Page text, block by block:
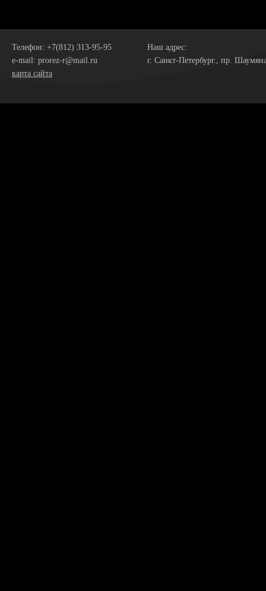
Телефон: +7(812) 313-95-95
e-mail: prorez-r@mail.ru
карта сайта
Наш адрес:
г. Санкт-Петербург., пр.